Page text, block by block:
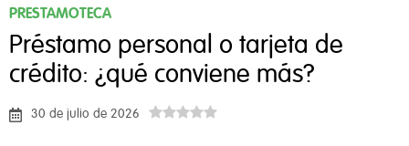
PRESTAMOTECA
Préstamo personal o tarjeta de
crédito: ¿qué conviene más?
30 de julio de 2026